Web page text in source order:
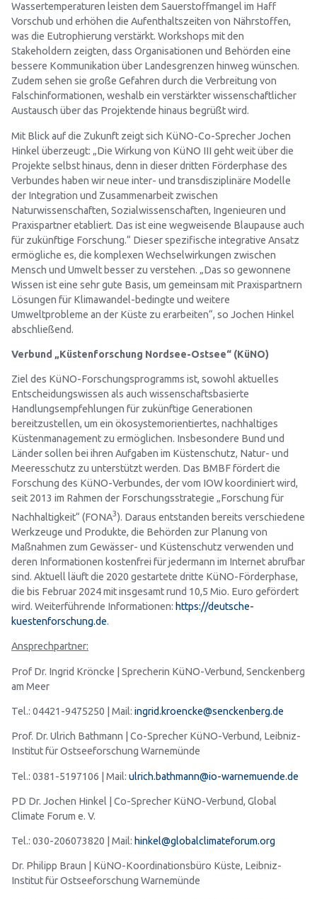
Wassertemperaturen leisten dem Sauerstoffmangel im Haff
Vorschub und erhöhen die Aufenthaltszeiten von Nährstoffen,
was die Eutrophierung verstärkt. Workshops mit den
Stakeholdern zeigten, dass Organisationen und Behörden eine
bessere Kommunikation über Landesgrenzen hinweg wünschen.
Zudem sehen sie große Gefahren durch die Verbreitung von
Falschinformationen, weshalb ein verstärkter wissenschaftlicher
Austausch über das Projektende hinaus begrüßt wird.
Mit Blick auf die Zukunft zeigt sich KüNO-Co-Sprecher Jochen
Hinkel überzeugt: „Die Wirkung von KüNO III geht weit über die
Projekte selbst hinaus, denn in dieser dritten Förderphase des
Verbundes haben wir neue inter- und transdisziplinäre Modelle
der Integration und Zusammenarbeit zwischen
Naturwissenschaften, Sozialwissenschaften, Ingenieuren und
Praxispartner etabliert. Das ist eine wegweisende Blaupause auch
für zukünftige Forschung.“ Dieser spezifische integrative Ansatz
ermögliche es, die komplexen Wechselwirkungen zwischen
Mensch und Umwelt besser zu verstehen. „Das so gewonnene
Wissen ist eine sehr gute Basis, um gemeinsam mit Praxispartnern
Lösungen für Klimawandel-bedingte und weitere
Umweltprobleme an der Küste zu erarbeiten“, so Jochen Hinkel
abschließend.
Verbund „Küstenforschung Nordsee-Ostsee“ (KüNO)
Ziel des KüNO-Forschungsprogramms ist, sowohl aktuelles
Entscheidungswissen als auch wissenschaftsbasierte
Handlungsempfehlungen für zukünftige Generationen
bereitzustellen, um ein ökosystemorientiertes, nachhaltiges
Küstenmanagement zu ermöglichen. Insbesondere Bund und
Länder sollen bei ihren Aufgaben im Küstenschutz, Natur- und
Meeresschutz zu unterstützt werden. Das BMBF fördert die
Forschung des KüNO-Verbundes, der vom IOW koordiniert wird,
seit 2013 im Rahmen der Forschungsstrategie „Forschung für
Nachhaltigkeit“ (FONA3). Daraus entstanden bereits verschiedene
Werkzeuge und Produkte, die Behörden zur Planung von
Maßnahmen zum Gewässer- und Küstenschutz verwenden und
deren Informationen kostenfrei für jedermann im Internet abrufbar
sind. Aktuell läuft die 2020 gestartete dritte KüNO-Förderphase,
die bis Februar 2024 mit insgesamt rund 10,5 Mio. Euro gefördert
wird. Weiterführende Informationen: https://deutsche-
kuestenforschung.de.
Ansprechpartner:
Prof Dr. Ingrid Kröncke | Sprecherin KüNO-Verbund, Senckenberg
am Meer
Tel.: 04421-9475250 | Mail: ingrid.kroencke@senckenberg.de
Prof. Dr. Ulrich Bathmann | Co-Sprecher KüNO-Verbund, Leibniz-
Institut für Ostseeforschung Warnemünde
Tel.: 0381-5197106 | Mail: ulrich.bathmann@io-warnemuende.de
PD Dr. Jochen Hinkel | Co-Sprecher KüNO-Verbund, Global
Climate Forum e. V.
Tel.: 030-206073820 | Mail: hinkel@globalclimateforum.org
Dr. Philipp Braun | KüNO-Koordinationsbüro Küste, Leibniz-
Institut für Ostseeforschung Warnemünde